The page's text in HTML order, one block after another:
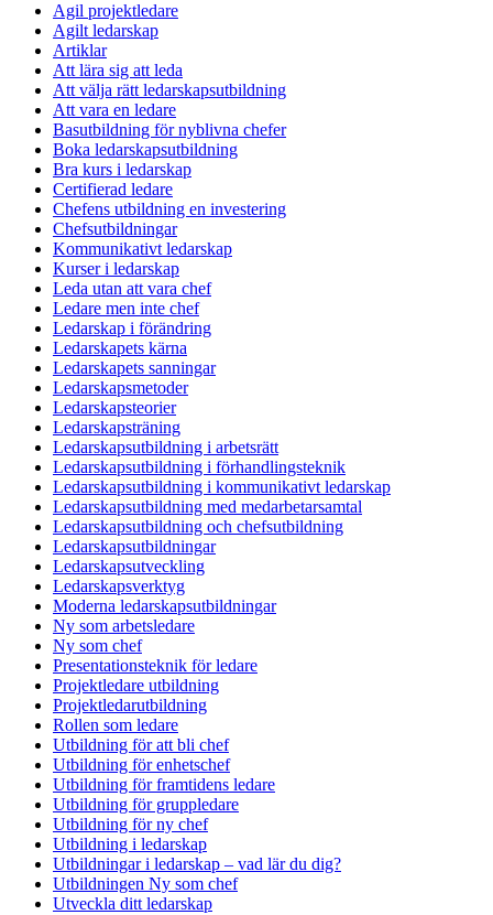
Agil projektledare
Agilt ledarskap
Artiklar
Att lära sig att leda
Att välja rätt ledarskapsutbildning
Att vara en ledare
Basutbildning för nyblivna chefer
Boka ledarskapsutbildning
Bra kurs i ledarskap
Certifierad ledare
Chefens utbildning en investering
Chefsutbildningar
Kommunikativt ledarskap
Kurser i ledarskap
Leda utan att vara chef
Ledare men inte chef
Ledarskap i förändring
Ledarskapets kärna
Ledarskapets sanningar
Ledarskapsmetoder
Ledarskapsteorier
Ledarskapsträning
Ledarskapsutbildning i arbetsrätt
Ledarskapsutbildning i förhandlingsteknik
Ledarskapsutbildning i kommunikativt ledarskap
Ledarskapsutbildning med medarbetarsamtal
Ledarskapsutbildning och chefsutbildning
Ledarskapsutbildningar
Ledarskapsutveckling
Ledarskapsverktyg
Moderna ledarskapsutbildningar
Ny som arbetsledare
Ny som chef
Presentationsteknik för ledare
Projektledare utbildning
Projektledarutbildning
Rollen som ledare
Utbildning för att bli chef
Utbildning för enhetschef
Utbildning för framtidens ledare
Utbildning för gruppledare
Utbildning för ny chef
Utbildning i ledarskap
Utbildningar i ledarskap – vad lär du dig?
Utbildningen Ny som chef
Utveckla ditt ledarskap